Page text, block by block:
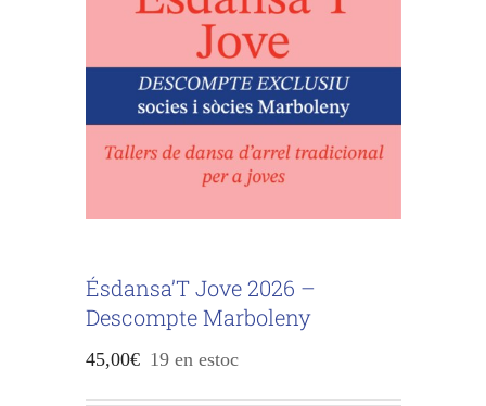
Ésdansa’T Jove 2026 –
Descompte Marboleny
45,00€ 19 en estoc